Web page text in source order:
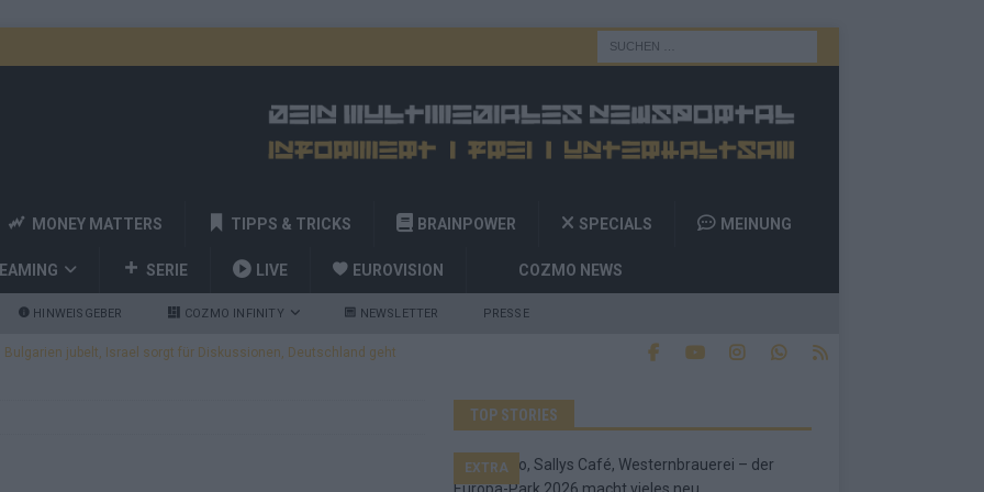
MONEY MATTERS TIPPS & TRICKS BRAINPOWER SPECIALS MEINUNG
SERIE LIVE EUROVISION COZMO NEWS
HINWEISGEBER COZMO INFINITY NEWSLETTER PRESSE
Bulgarien jubelt, Israel sorgt für Diskussionen, Deutschland geht
und Billy Joel – das ESC-Finale wird eine Party
TOP STORIES
EXTRA